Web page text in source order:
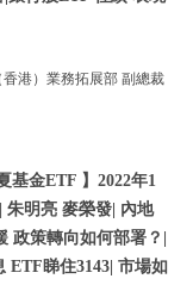
港）業務拓展部 副總裁
基金ETF 】2022年1
朱明亮 麥榮發| 內地
政策轉向如何部署？|
ETF睇住3143| 市場如